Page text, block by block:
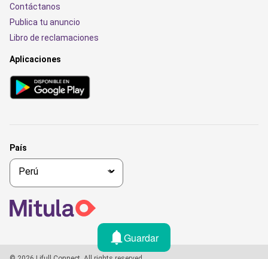
Guardar
Contáctanos
Publica tu anuncio
Libro de reclamaciones
Aplicaciones
País